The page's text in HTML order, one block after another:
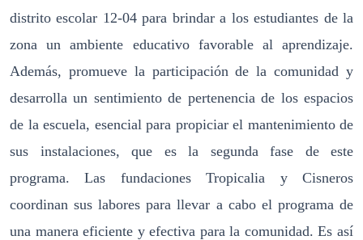
distrito escolar 12-04 para brindar a los estudiantes de la
zona un ambiente educativo favorable al aprendizaje.
Además, promueve la participación de la comunidad y
desarrolla un sentimiento de pertenencia de los espacios
de la escuela, esencial para propiciar el mantenimiento de
sus instalaciones, que es la segunda fase de este
programa. Las fundaciones Tropicalia y Cisneros
coordinan sus labores para llevar a cabo el programa de
una manera eficiente y efectiva para la comunidad. Es así